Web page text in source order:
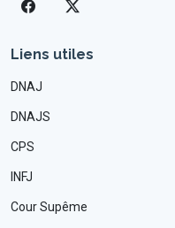
Liens utiles
DNAJ
DNAJS
CPS
INFJ
Cour Supême